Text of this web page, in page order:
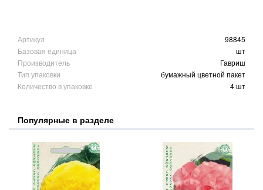
Артикул
98845
Базовая единица
шт
Производитель
Гавриш
Тип упаковки
бумажный цветной пакет
Количество в упаковке
4 шт
Популярные в разделе